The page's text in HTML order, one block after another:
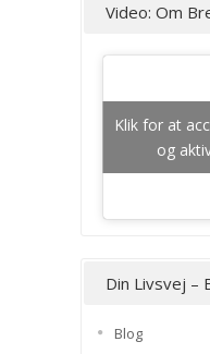
Video: Om
Klik for at
og
Din Livsvej –
Blog